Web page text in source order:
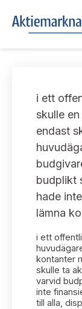
Om oss
Vårt uppdrag
Arbetssätt
Arbetsordning
Ledamöter
UTTALANDEN
Om
Uttalanden
Uttalanden
Sök uttalanden
TAKEOVER-
Takeover-
AKTUELLT
Nyheter och
Prenumerera
Bildarkiv
KONTAKT
Kontakt
Kontakt
i ett
skulle
endast
budplikt
hade
lämna
i ett
kontanter
skulle ta
varvid
inte
till alla,